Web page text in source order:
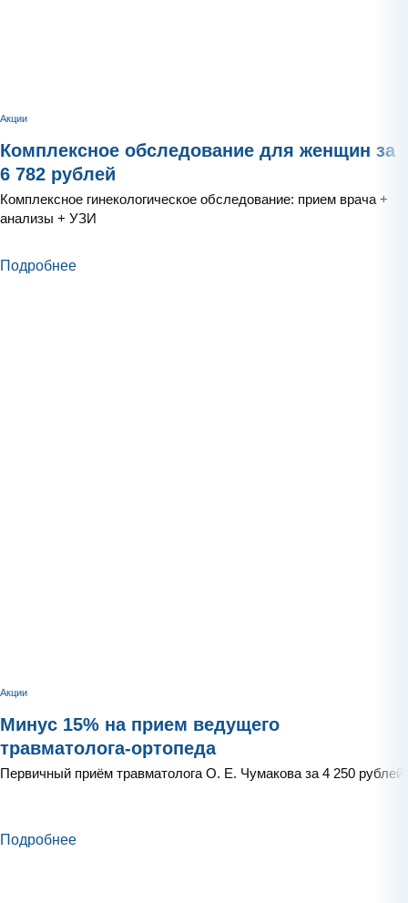
Акции
Комплексное обследование для женщин за
6 782 рублей
Комплексное гинекологическое обследование: прием врача +
анализы + УЗИ
Подробнее
Акции
Минус 15% на прием ведущего
травматолога-ортопеда
Первичный приём травматолога О. Е. Чумакова за 4 250 рублей
Подробнее